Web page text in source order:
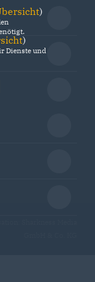
)
)
Dienste und